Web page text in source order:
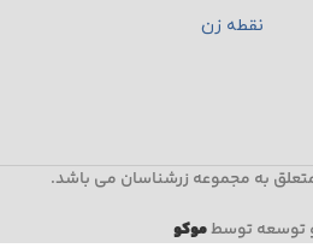
نقطه زن
به مجموعه زرشناسان می باشد.
توسعه توسطموکو